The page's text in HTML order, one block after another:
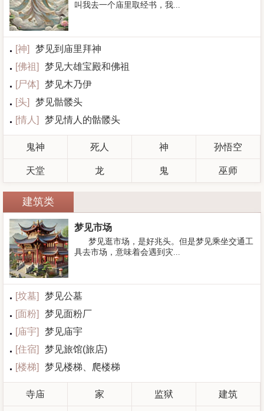
叫我去一个庙里取经书，我...
[神]
梦见到庙里拜神
[佛祖]
梦见大雄宝殿和佛祖
[尸体]
梦见木乃伊
[头]
梦见骷髅头
[情人 ] 梦见情人的骷髅头
鬼神 死人 神 孙悟空
天堂 龙 鬼 巫师
建筑类
梦见市场
梦见逛市场，是好兆头。但是梦见乘坐交通工
具去市场，意味着会遇到灾...
[坟墓]
梦见公墓
[面粉]
梦见面粉厂
[庙宇]
梦见庙宇
[住宿]
梦见旅馆(旅店)
[楼梯] 梦见楼梯、爬楼梯
寺庙 家 监狱 建筑